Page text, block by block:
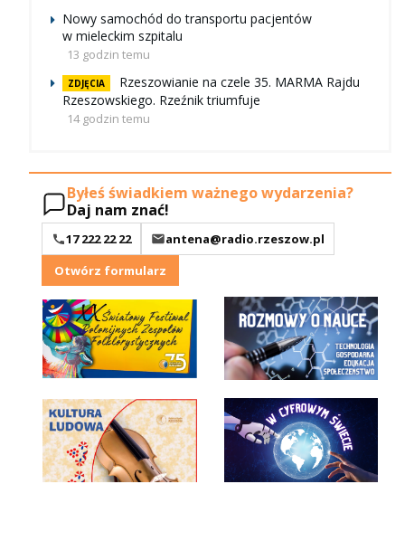
Nowy samochód do transportu pacjentów
w mieleckim szpitalu
13 godzin temu
ZDJĘCIA
Rzeszowianie na czele 35. MARMA Rajdu
Rzeszowskiego. Rzeźnik triumfuje
14 godzin temu
Byłeś świadkiem ważnego wydarzenia?
Daj nam znać!
17 222 22 22
antena@radio.rzeszow.pl
Otwórz formularz